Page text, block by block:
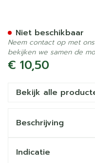
€ 10,50
Niet beschikbaar
Neem contact op met
bekijken we samen de
Bekijk alle
Beschrijving
Indicatie